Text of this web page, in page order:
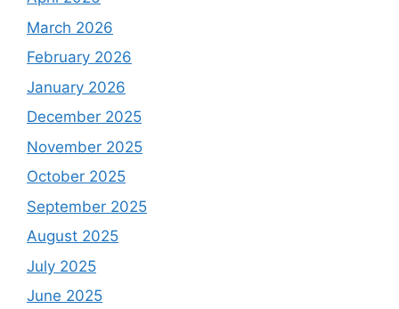
March 2026
February 2026
January 2026
December 2025
November 2025
October 2025
September 2025
August 2025
July 2025
June 2025